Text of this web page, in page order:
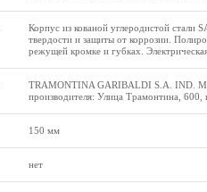
Корпус из кованой углеродистой стали
твердости и защиты от коррозии.
режущей кромке и губках.
TRAMONTINA GARIBALDI S.A. IND.
производителя: Улица Трамонтина,
150 мм
нет